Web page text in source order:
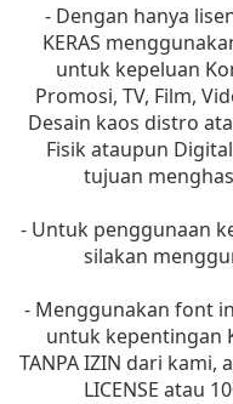
- Dengan hanya
KERAS
untuk kepeluan
Promosi, TV, Film,
Desain kaos distro
Fisik ataupun
tujuan
- Untuk penggunaan
silakan
- Menggunakan font
untuk kepentingan
TANPA IZIN dari kami,
LICENSE atau